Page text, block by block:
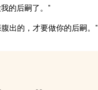
的后嗣了。”
出的，才要做你的后嗣。”